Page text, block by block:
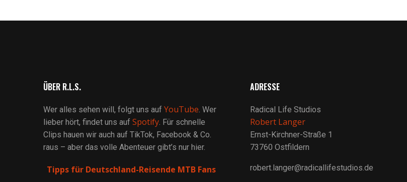
ÜBER R.L.S.
Wer alles sehen will, folgt uns aufYouTube. Wer
lieber hört, findet uns aufSpotify. Für schnelle
Clips hauen wir auch auf TikTok, Facebook & Co.
raus – aber das volle Abenteuer gibt’s nur hier.
Tipps für Deutschland-Reisende MTB Fans
ADRESSE
Radical Life Studios
Robert Langer
Ernst-Kirchner-Straße 1
73760 Ostfildern
robert.langer@radicallifestudios.de